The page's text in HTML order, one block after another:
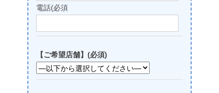
電話(必須
【ご希望店舗】(必須)